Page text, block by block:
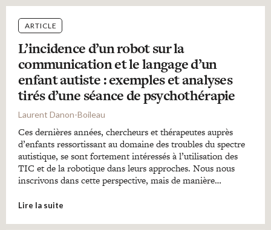
ARTICLE
L’incidence d’un robot sur la
communication et le langage d’un
enfant autiste : exemples et analyses
tirés d’une séance de psychothérapie
Laurent Danon-Boileau
Ces dernières années, chercheurs et thérapeutes auprès
d’enfants ressortissant au domaine des troubles du spectre
autistique, se sont fortement intéressés à l’utilisation des
TIC et de la robotique dans leurs approches. Nous nous
inscrivons dans cette perspective, mais de manière…
Lire la suite